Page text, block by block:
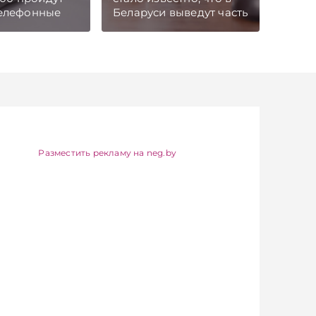
Беларуси выведут часть
принято в сфере
Разместить рекламу на neg.by